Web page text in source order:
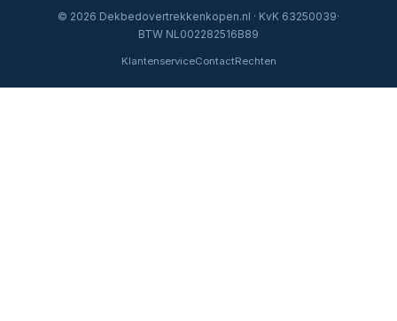
© 2026 Dekbedovertrekkenkopen.nl · KvK 63250039·
BTW NL002282516B89
KlantenserviceContactRechten